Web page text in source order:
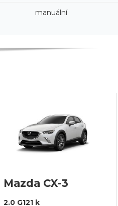
manuální
Mazda CX-3
2.0 G121 k